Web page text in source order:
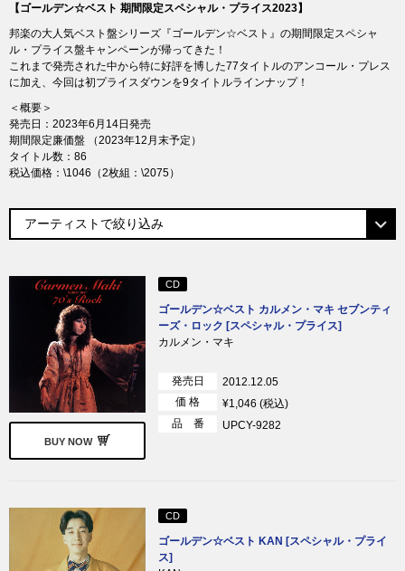
【ゴールデン☆ベスト 期間限定スペシャル・プライス2023】
邦楽の大人気ベスト盤シリーズ『ゴールデン☆ベスト』の期間限定スペシャ
ル・プライス盤キャンペーンが帰ってきた！
これまで発売された中から特に好評を博した77タイトルのアンコール・プレス
に加え、今回は初プライスダウンを9タイトルラインナップ！
＜概要＞
発売日：2023年6月14日発売
期間限定廉価盤 （2023年12月末予定）
タイトル数：86
税込価格：\1046（2枚組：\2075）
BUY NOW
CD
ゴールデン☆ベスト カルメン・マキ セブンティ
ーズ・ロック [スペシャル・プライス]
カルメン・マキ
発売日
2012.12.05
価 格
¥1,046 (税込)
品 番
UPCY-9282
CD
ゴールデン☆ベスト KAN [スペシャル・プライ
ス]